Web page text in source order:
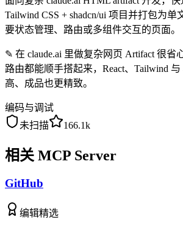
Tailwind CSS + shadcn/ui 项目并打包为
要状态管理、路由或多组件交互的页面。
✎ 在 claude.ai 里做复杂网页 Artifact 很省
路由都能顺手搭起来，React、Tailwind 与
高、成品也更精致。
编码与调试
未扫描
166.1k
相关 MCP Server
GitHub
编辑精选